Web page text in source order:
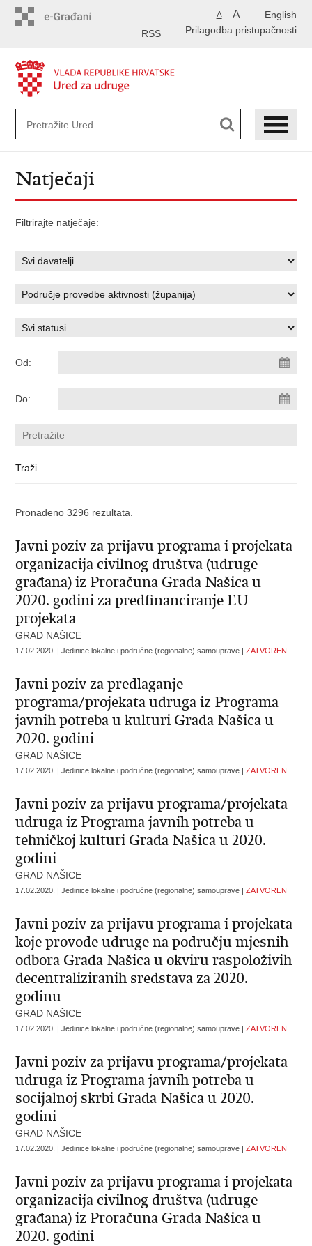
English
A A
Prilagodba pristupačnosti
RSS
Natječaji
Filtrirajte natječaje:
Od:
Do:
Pronađeno 3296 rezultata.
Javni poziv za prijavu programa i projekata
organizacija civilnog društva (udruge
građana) iz Proračuna Grada Našica u
2020. godini za predfinanciranje EU
projekata
GRAD NAŠICE
17.02.2020. | Jedinice lokalne i područne (regionalne) samouprave |ZATVOREN
Javni poziv za predlaganje
programa/projekata udruga iz Programa
javnih potreba u kulturi Grada Našica u
2020. godini
GRAD NAŠICE
17.02.2020. | Jedinice lokalne i područne (regionalne) samouprave |ZATVOREN
Javni poziv za prijavu programa/projekata
udruga iz Programa javnih potreba u
tehničkoj kulturi Grada Našica u 2020.
godini
GRAD NAŠICE
17.02.2020. | Jedinice lokalne i područne (regionalne) samouprave |ZATVOREN
Javni poziv za prijavu programa i projekata
koje provode udruge na području mjesnih
odbora Grada Našica u okviru raspoloživih
decentraliziranih sredstava za 2020.
godinu
GRAD NAŠICE
17.02.2020. | Jedinice lokalne i područne (regionalne) samouprave |ZATVOREN
Javni poziv za prijavu programa/projekata
udruga iz Programa javnih potreba u
socijalnoj skrbi Grada Našica u 2020.
godini
GRAD NAŠICE
17.02.2020. | Jedinice lokalne i područne (regionalne) samouprave |ZATVOREN
Javni poziv za prijavu programa i projekata
organizacija civilnog društva (udruge
građana) iz Proračuna Grada Našica u
2020. godini